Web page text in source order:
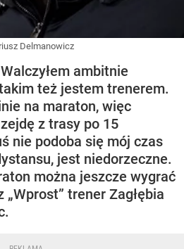
Delmanowicz
ambitnie
też jestem trenerem.
na maraton, więc
z trasy po 15
nie podoba się mój czas
jest niedorzeczne.
można jeszcze wygrać
trener Zagłębia